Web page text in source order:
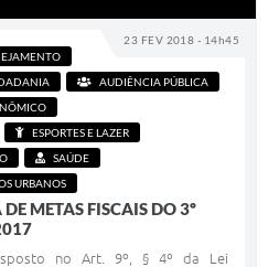
23 FEV 2018 - 14h45
AUDIÊNCIA PÚBLICA
ESPORTES E LAZER
SAÚDE
URBANOS
METAS FISCAIS DO 3º
no Art. 9º, § 4º da Lei